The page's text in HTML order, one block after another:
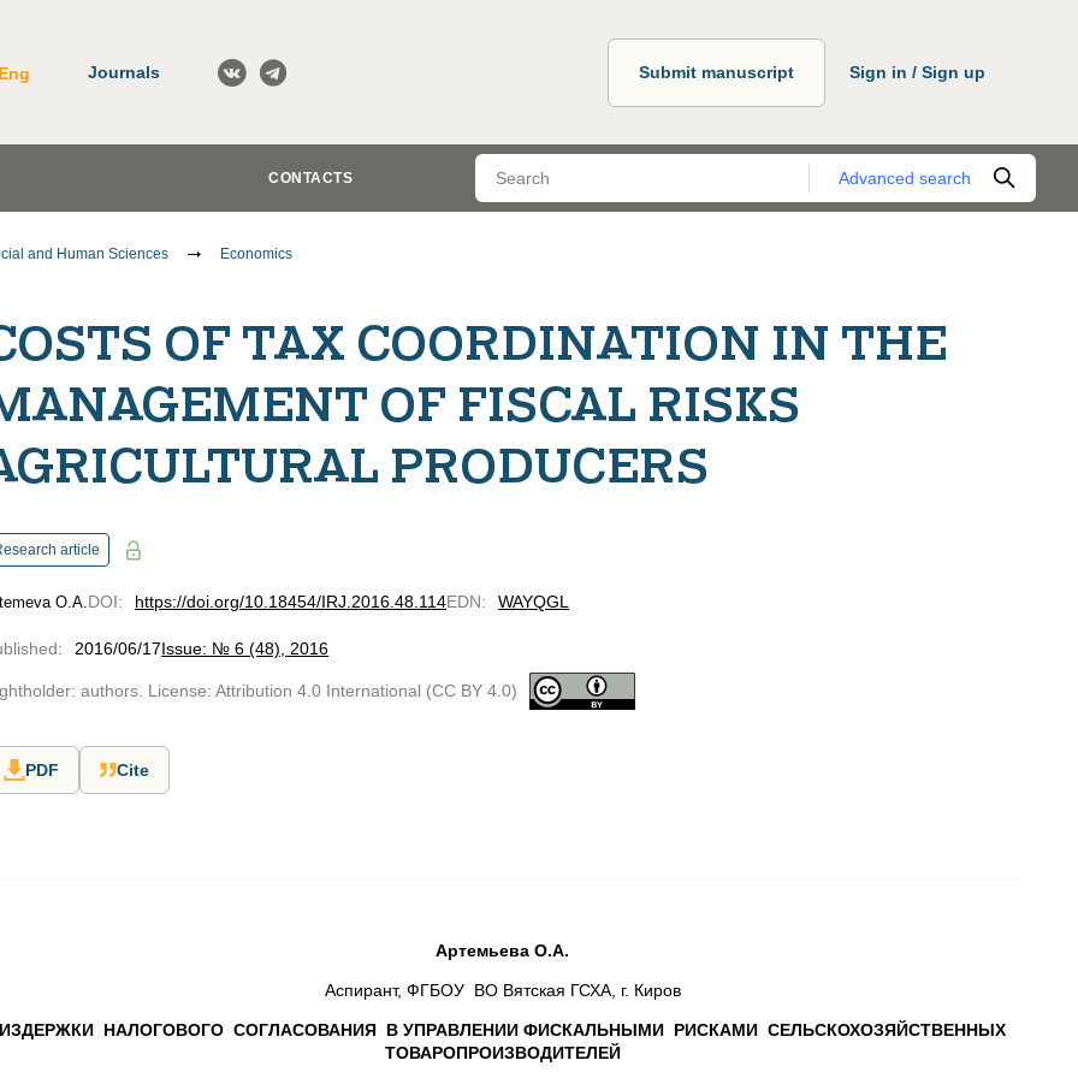
Eng Journals Submit manuscript Sign in / Sign up
CONTACTS Advanced search
and Human Sciences Economics
OF TAX COORDINATION IN THE
OF FISCAL RISKS
PRODUCERS
article
O.А. DOI: https://doi.org/10.18454/IRJ.2016.48.114EDN: WAYQGL
: 2016/06/17Issue: № 6 (48), 2016
authors. License: Attribution 4.0 International (CC BY 4.0)
PDF Cite
Артемьева О.А.
Аспирант, ФГБОУ ВО Вятская ГСХА, г. Киров
ИЗДЕРЖКИ НАЛОГОВОГО СОГЛАСОВАНИЯ В УПРАВЛЕНИИ ФИСКАЛЬНЫМИ РИСКАМИ СЕЛЬСКОХОЗЯЙСТВЕННЫХ
ТОВАРОПРОИЗВОДИТЕЛЕЙ